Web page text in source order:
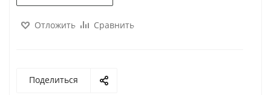
Отложить Сравнить
Поделиться